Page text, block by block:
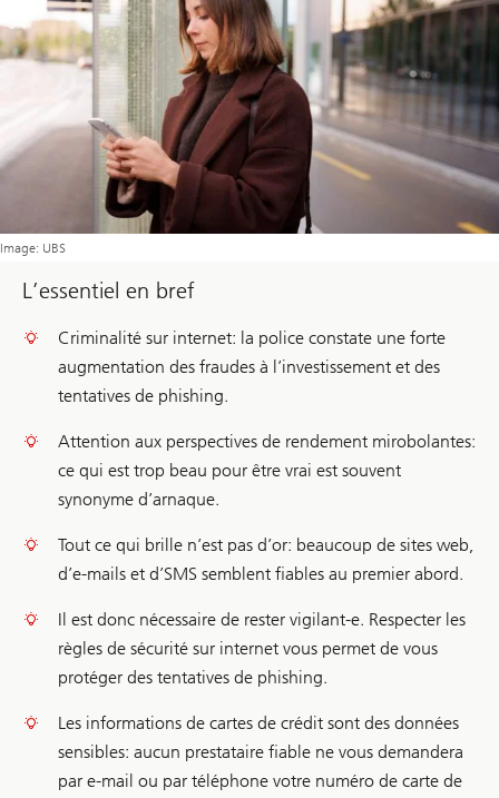
Image: UBS
L’essentiel en bref
Criminalité sur internet: la police constate une forte
augmentation des fraudes à l’investissement et des
tentatives de phishing.
Attention aux perspectives de rendement mirobolantes:
ce qui est trop beau pour être vrai est souvent
synonyme d’arnaque.
Tout ce qui brille n’est pas d’or: beaucoup de sites web,
d’e-mails et d’SMS semblent fiables au premier abord.
Il est donc nécessaire de rester vigilant-e. Respecter les
règles de sécurité sur internet vous permet de vous
protéger des tentatives de phishing.
Les informations de cartes de crédit sont des données
sensibles: aucun prestataire fiable ne vous demandera
par e-mail ou par téléphone votre numéro de carte de